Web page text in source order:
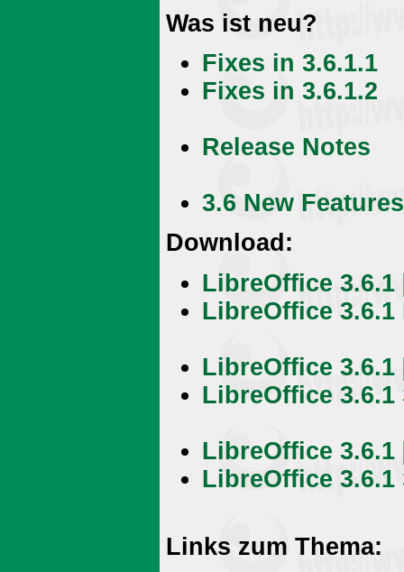
Was ist neu?
Fixes in 3.6.1.1
Fixes in 3.6.1.2
Release Notes
3.6 New
Download:
LibreOffice
LibreOffice
LibreOffice 3.6.1
LibreOffice 3.6.1
LibreOffice 3.6.1
LibreOffice 3.6.1
Links zum Thema: